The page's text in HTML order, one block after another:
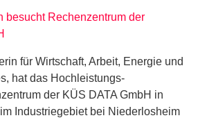
für Wirtschaft, Arbeit, Energie und
hat das Hochleistungs-
der KÜS DATA GmbH in
Industriegebiet bei Niederlosheim